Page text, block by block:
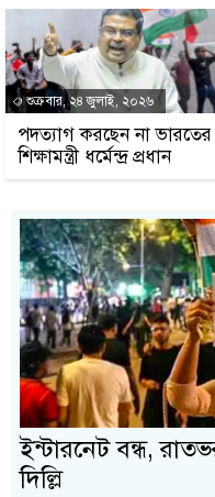
শুক্রবার, ২৪ জুলাই, ২০২৬
পদত্যাগ করছেন না ভারতের
শিক্ষামন্ত্রী ধর্মেন্দ্র প্রধান
ইন্টারনেট বন্ধ,
দিল্লি